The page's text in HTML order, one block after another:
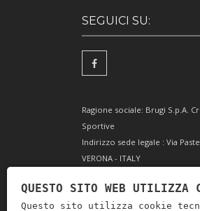
SEGUICI SU:
Ragione sociale: Brugi S.p.A.
Sportive
Indirizzo sede legale : Via
VERONA - ITALY
Codice Fiscale e Iscrizione
0051416 024 1
QUESTO SITO WEB UTILIZZA
Questo sito utilizza cookie